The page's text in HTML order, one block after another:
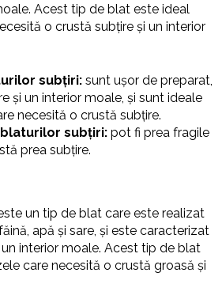
Acest tip de blat este ideal
o crustă subțire și un interior
subțiri: sunt ușor de preparat,
și un interior moale, și sunt ideale
necesită o crustă subțire.
subțiri: pot fi prea fragile
prea subțire.
un tip de blat care este realizat
apă și sare, și este caracterizat
interior moale. Acest tip de blat
care necesită o crustă groasă și